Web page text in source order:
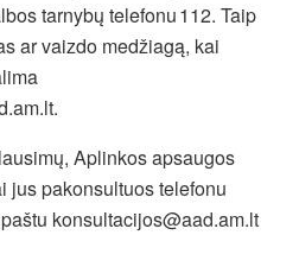
tarnybų telefonu 112. Taip
ar vaizdo medžiagą, kai
Aplinkos apsaugos
jus pakonsultuos telefonu
konsultacijos@aad.am.lt